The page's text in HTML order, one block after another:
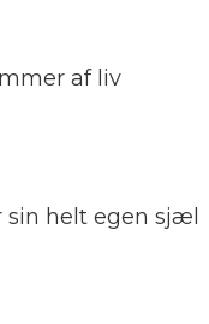
af liv
helt egen sjæl